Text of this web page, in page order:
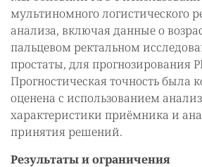
мультиномного логистического
анализа, включая данные о
пальцевом ректальном
простаты, для прогнозирования
Прогностическая точность была
оценена с использованием
характеристики приёмника и
принятия решений.
Результаты и ограничения